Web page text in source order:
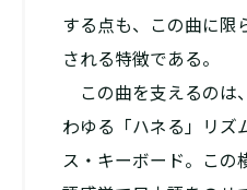
する点も、この曲に限
される特徴である。
この曲を支えるのは
わゆる「ハネる」リズ
ス・キーボード。この